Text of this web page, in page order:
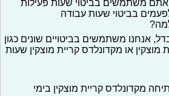
משתמשים בביטוי שעות פעילות
בביטוי שעות עבודה
אנחנו משתמשים בביטויים שונים כגון
או מקדונלדס קריית מוצקין שעות
מקדונלדס קריית מוצקין בימי